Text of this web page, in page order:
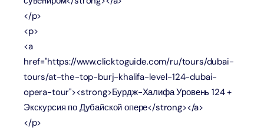
</p>
<p>
<a
href="https://www.clicktoguide.com/ru/tours/dubai-
tours/at-the-top-burj-khalifa-level-124-dubai-
opera-tour"><strong>Бурдж-Халифа Уровень 124 +
Экскурсия по Дубайской опере</strong></a>
</p>